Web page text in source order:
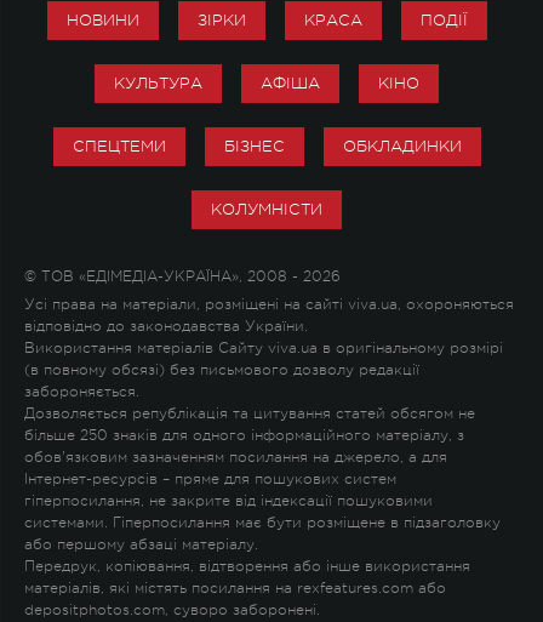
НОВИНИ ЗІРКИ КРАСА ПОДІЇ
КУЛЬТУРА АФІША КІНО
СПЕЦТЕМИ БІЗНЕС ОБКЛАДИНКИ
КОЛУМНІСТИ
© ТОВ «ЕДІМЕДІА-УКРАЇНА», 2008 - 2026
Усі права на матеріали, розміщені на сайті viva.ua, охороняються
відповідно до законодавства України.
Використання матеріалів Сайту viva.ua в оригінальному розмірі
(в повному обсязі) без письмового дозволу редакції
забороняється.
Дозволяється републікація та цитування статей обсягом не
більше 250 знаків для одного інформаційного матеріалу, з
обов'язковим зазначенням посилання на джерело, а для
Інтернет-ресурсів – пряме для пошукових систем
гіперпосилання, не закрите від індексації пошуковими
системами. Гіперпосилання має бути розміщене в підзаголовку
або першому абзаці матеріалу.
Передрук, копіювання, відтворення або інше використання
матеріалів, які містять посилання на rexfeatures.com або
depositphotos.com, суворо заборонені.